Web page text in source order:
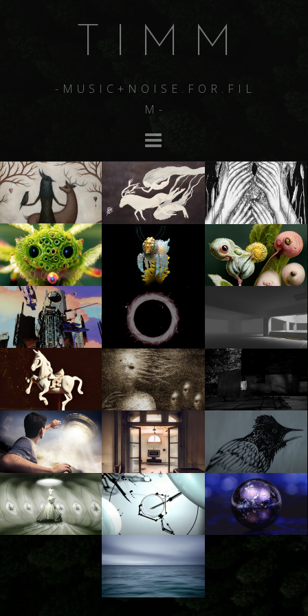
T I M M
- M U S I C + N O I S E . F O R . F I L
M -